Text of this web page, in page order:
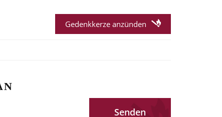
Gedenkkerze anzünden